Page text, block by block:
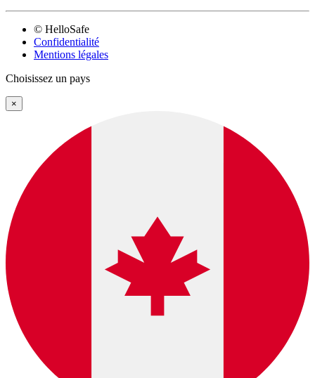
© HelloSafe
Confidentialité
Mentions légales
Choisissez un pays
×